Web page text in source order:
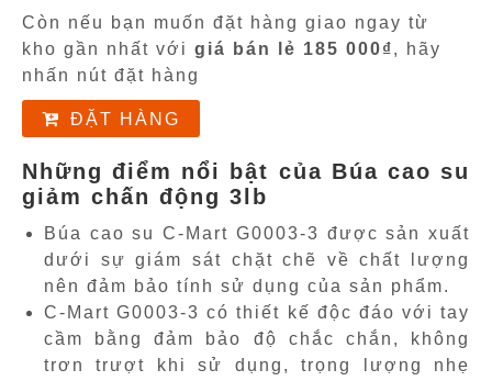
Còn nếu bạn muốn đặt hàng giao ngay từ
kho gần nhất với giá bán lẻ 185 000₫, hãy
nhấn nút đặt hàng
ĐẶT HÀNG
Những điểm nổi bật của Búa cao su
giảm chấn động 3lb
Búa cao su C-Mart G0003-3 được sản xuất
dưới sự giám sát chặt chẽ về chất lượng
nên đảm bảo tính sử dụng của sản phẩm.
C-Mart G0003-3 có thiết kế độc đáo với tay
cầm bằng đảm bảo độ chắc chắn, không
trơn trượt khi sử dụng, trọng lượng nhẹ